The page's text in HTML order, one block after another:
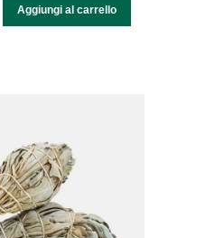
Aggiungi al carrello